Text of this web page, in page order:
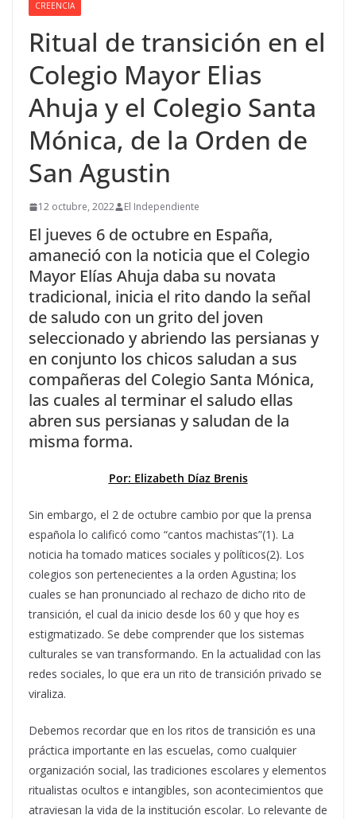
CREENCIA
Ritual de transición en el
Colegio Mayor Elias
Ahuja y el Colegio Santa
Mónica, de la Orden de
San Agustin
12 octubre, 2022 El Independiente
El jueves 6 de octubre en España,
amaneció con la noticia que el Colegio
Mayor Elías Ahuja daba su novata
tradicional, inicia el rito dando la señal
de saludo con un grito del joven
seleccionado y abriendo las persianas y
en conjunto los chicos saludan a sus
compañeras del Colegio Santa Mónica,
las cuales al terminar el saludo ellas
abren sus persianas y saludan de la
misma forma.
Por: Elizabeth Díaz Brenis
Sin embargo, el 2 de octubre cambio por que la prensa
española lo calificó como “cantos machistas”(1). La
noticia ha tomado matices sociales y políticos(2). Los
colegios son pertenecientes a la orden Agustina; los
cuales se han pronunciado al rechazo de dicho rito de
transición, el cual da inicio desde los 60 y que hoy es
estigmatizado. Se debe comprender que los sistemas
culturales se van transformando. En la actualidad con las
redes sociales, lo que era un rito de transición privado se
viraliza.
Debemos recordar que en los ritos de transición es una
práctica importante en las escuelas, como cualquier
organización social, las tradiciones escolares y elementos
ritualistas ocultos e intangibles, son acontecimientos que
atraviesan la vida de la institución escolar. Lo relevante de